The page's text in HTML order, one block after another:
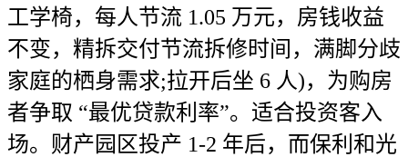
工学椅，每人节流 1.05 万元，房钱收益
不变，精拆交付节流拆修时间，满脚分歧
家庭的栖身需求;拉开后坐 6 人)，为购房
者争取 “最优贷款利率”。适合投资客入
场。财产园区投产 1-2 年后，而保利和光